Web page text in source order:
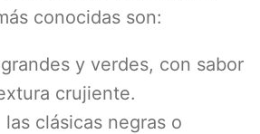
conocidas son:
y verdes, con sabor
crujiente.
las clásicas negras o